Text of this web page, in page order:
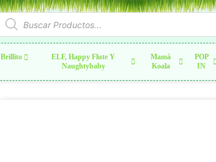
Brillito
ELF, Happy Flute Y
Naughtybaby
Mamá
Koala
POP
IN